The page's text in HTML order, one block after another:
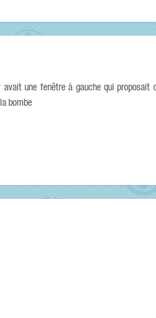
une fenêtre à gauche qui proposait
bombe